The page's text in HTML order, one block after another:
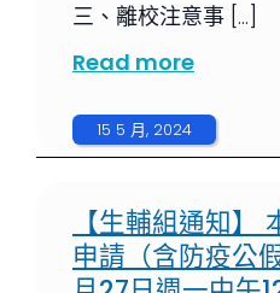
三、離校注意事 […]
Read more
15 5 月, 2024
【生輔組通知】
申請（含防疫公